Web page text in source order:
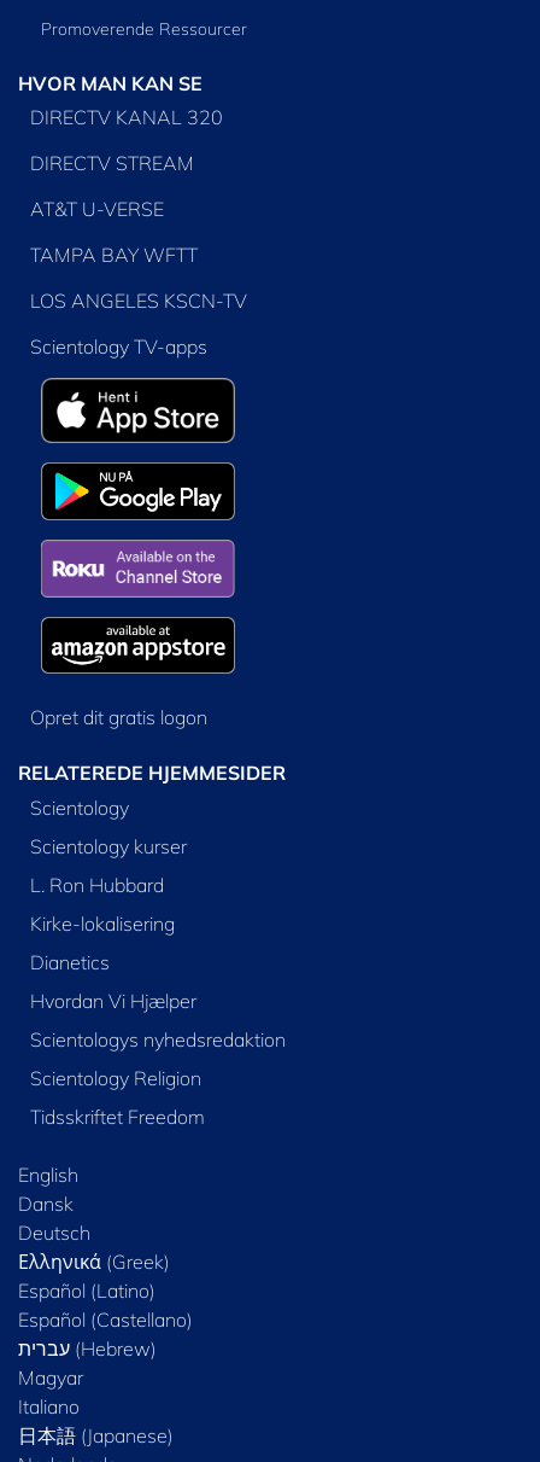
Promoverende Ressourcer
HVOR MAN KAN SE
DIRECTV KANAL 320
DIRECTV STREAM
AT&T U-VERSE
TAMPA BAY WFTT
LOS ANGELES KSCN-TV
Scientology TV-apps
Opret dit gratis logon
RELATEREDE HJEMMESIDER
Scientology
Scientology kurser
L. Ron Hubbard
Kirke-lokalisering
Dianetics
Hvordan Vi Hjælper
Scientologys nyhedsredaktion
Scientology Religion
Tidsskriftet Freedom
English
Dansk
Deutsch
Ελληνικά (Greek)
Español (Latino)
Español (Castellano)
Magyar
Italiano
日本語 (Japanese)